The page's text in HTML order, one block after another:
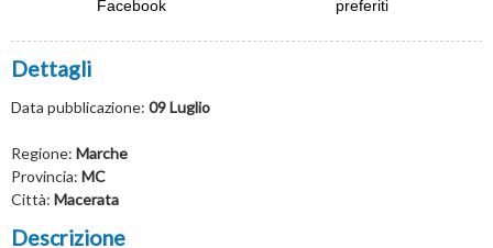
Dettagli
Data pubblicazione: 09 Luglio
Regione: Marche
Provincia: MC
Città: Macerata
Descrizione